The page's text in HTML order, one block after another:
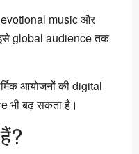
music और
global audience तक
आयोजनों की digital
भी बढ़ सकता है।